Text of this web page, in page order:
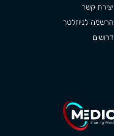
יצירת קשר
הרשמה לניוזלטר
דרושים